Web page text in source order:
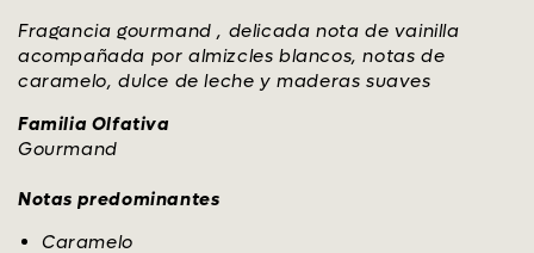
Fragancia gourmand , delicada nota de vainilla
acompañada por almizcles blancos, notas de
caramelo, dulce de leche y maderas suaves
Familia Olfativa
Gourmand
Notas predominantes
Caramelo